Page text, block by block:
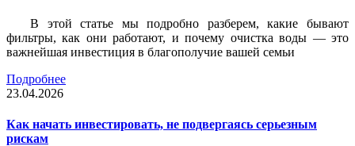
В этой статье мы подробно разберем, какие бывают
фильтры, как они работают, и почему очистка воды — это
важнейшая инвестиция в благополучие вашей семьи
Подробнее
23.04.2026
Как начать инвестировать, не подвергаясь серьезным
рискам